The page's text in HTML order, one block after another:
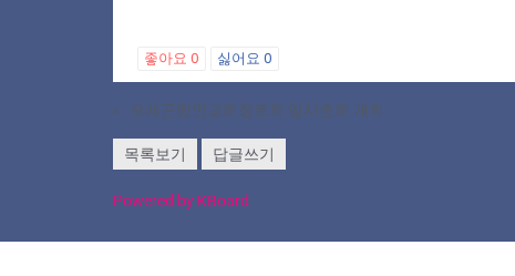
좋아요 0 싫어요 0
« 오레곤한인교회장로회 임시총회 개최
목록보기 답글쓰기
Powered by KBoard